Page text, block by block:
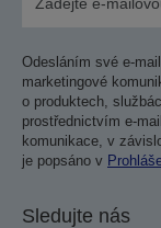
Odesláním své e-
marketingové
o produktech,
prostřednictvím e-
komunikace, v
je popsáno v
Sledujte nás